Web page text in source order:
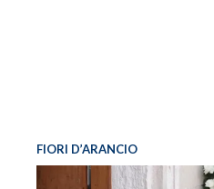
FIORI D’ARANCIO